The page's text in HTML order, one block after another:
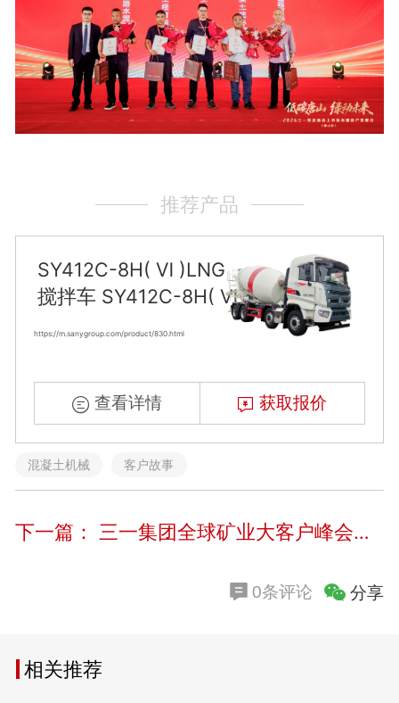
推荐产品
SY412C-8H( Ⅵ )LNG
搅拌车 SY412C-8H( Ⅵ )LNG
https://m.sanygroup.com/product/830.html
查看详情 获取报价
混凝土机械 客户故事
下一篇： 三一集团全球矿业大客户峰会圆满收官！
0条评论 分享
相关推荐